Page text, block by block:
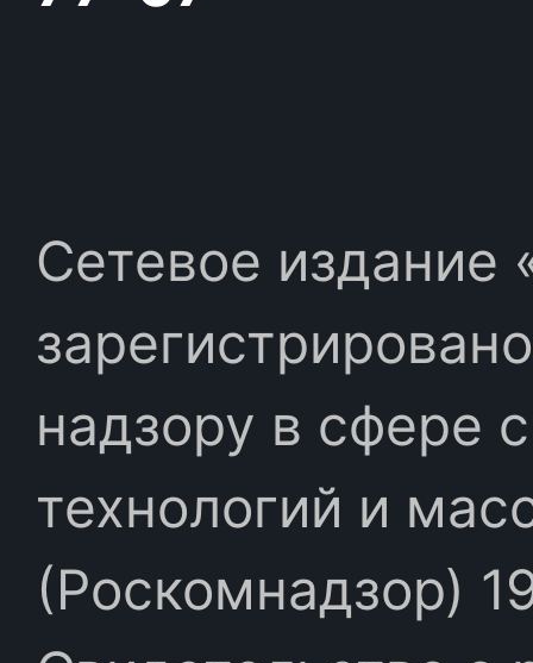
Сетевое издание
надзору в сфере
технологий и
(Роскомнадзор)